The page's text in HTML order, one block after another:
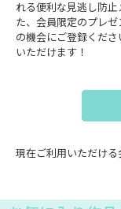
れる便利な見逃し防
た、会員限定のプレ
の機会にご登録くだ
いただけます！
現在ご利用いただけ